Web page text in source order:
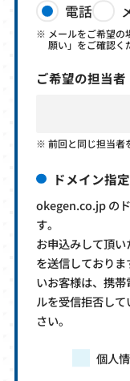
電話
メールをご希望
願い」をご確認く
ご希望の担当者
前回と同じ担当者
ドメイン指
okegen.co.jp の
す。
お申込みして頂
を送信しており
いお客様は、携
ルを受信拒否し
さい。
個人